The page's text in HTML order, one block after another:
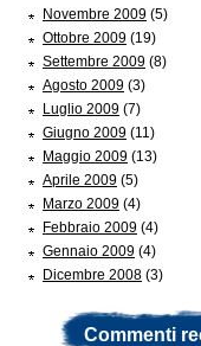
Novembre 2009 (5)
Ottobre 2009 (19)
Settembre 2009 (8)
Agosto 2009 (3)
Luglio 2009 (7)
Giugno 2009 (11)
Maggio 2009 (13)
Aprile 2009 (5)
Marzo 2009 (4)
Febbraio 2009 (4)
Gennaio 2009 (4)
Dicembre 2008 (3)
Commenti